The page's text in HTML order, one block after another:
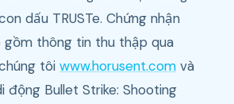
dấu TRUSTe. Chứng nhận
gồm thông tin thu thập qua
tôi www.horusent.com và
động Bullet Strike: Shooting